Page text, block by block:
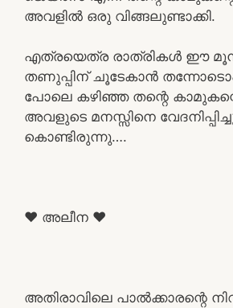
അവളിൽ ഒരു വിങ്ങലുണ്ടാക്കി.
എത്രയെത്ര രാത്രികൾ ഈ
തണുപ്പിന് ചൂടേകാൻ
പോലെ കഴിഞ്ഞ തന്റെ
അവളുടെ മനസ്സിനെ
കൊണ്ടിരുന്നു….
❤️ അലീന ❤️
അതിരാവിലെ പാൽക്കാരന്റെ